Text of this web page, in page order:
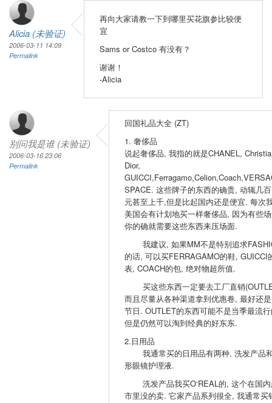
Alicia (未验证)
2006-03-11 14:09
Permalink
再向大家请教一下到哪里买花旗参比较便
宜
Sams or Costco 有没有？
谢谢！
-Alicia
别问我是谁 (未验证)
2006-03-16 23:06
Permalink
回国礼品大全 (ZT)
1. 奢侈品
说起奢侈品, 我指的就是CHANEL,
Dior,
SPACE. 这些牌子的东西的确贵, 动辄几
元甚至上千,但是比起国内还是便宜. 每次
美国会有计划地买一样奢侈品, 因为有些
你的确就需要这些东西来压场面.
我建议, 如果MM不是特别追求
的话, 可以买FERRAGAMO的鞋, GUICCI
表, COACH的包, 绝对物超所值.
买这些东西一定要去工厂直销
而且尽量从各种渠道拿到优惠卷, 最好还
节日. OUTLET的东西可能不是当季最流
但是仍然可以淘到经典的好东东.
2.日用品
我通常买的日用品有两种, 洗发产品
形眼镜护理液.
洗发产品我买O‘REAL的, 这个在国
市里没的卖. 它家产品系列很全, 我通常买